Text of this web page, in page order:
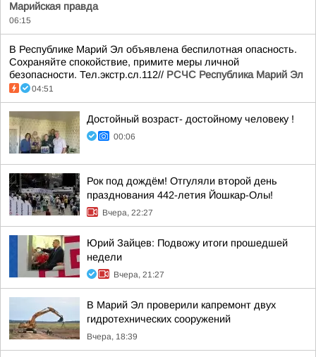
Марийская правда
06:15
В Республике Марий Эл объявлена беспилотная опасность.
Сохраняйте спокойствие, примите меры личной
безопасности. Тел.экстр.сл.112// РСЧС Республика Марий Эл
04:51
Достойный возраст- достойному человеку !
00:06
Рок под дождём! Отгуляли второй день
празднования 442-летия Йошкар-Олы!
Вчера, 22:27
Юрий Зайцев: Подвожу итоги прошедшей
недели
Вчера, 21:27
В Марий Эл проверили капремонт двух
гидротехнических сооружений
Вчера, 18:39